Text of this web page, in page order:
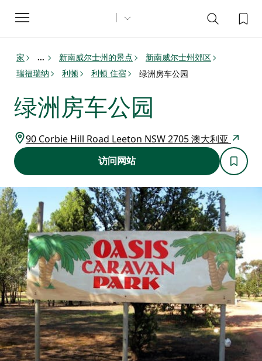
Toggle
navigation
家 ... 新南威尔士州的景点
新南威尔士州郊区
瑞福瑞纳
利顿 利顿 住宿 绿洲房车公园
绿洲房车公园
90 Corbie Hill Road Leeton NSW 2705 澳大利亚
访问网站